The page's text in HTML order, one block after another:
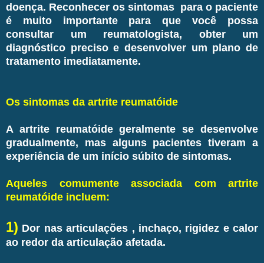
doença. Reconhecer os sintomas para o paciente
é muito importante para que você possa
consultar um reumatologista, obter um
diagnóstico preciso e desenvolver um plano de
tratamento imediatamente.
Os sintomas da artrite reumatóide
A artrite reumatóide geralmente se desenvolve
gradualmente, mas alguns pacientes tiveram a
experiência de um início súbito de sintomas.
Aqueles comumente associada com artrite
reumatóide incluem:
1) Dor nas articulações , inchaço, rigidez e calor
ao redor da articulação afetada.